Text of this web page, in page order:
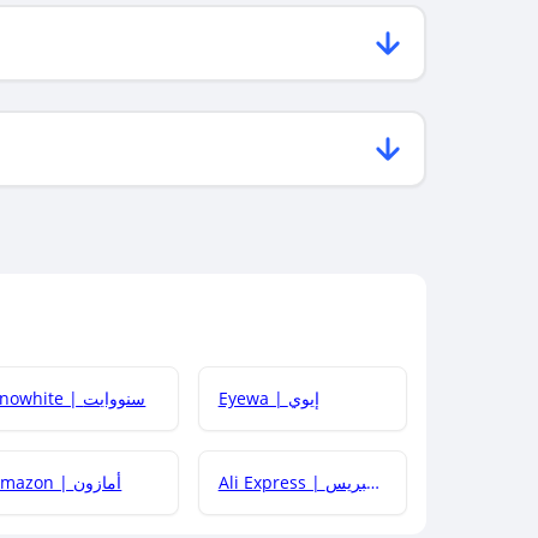
Snowhite | سنووايت Eyewa | إيوي
Amazon | أمازون Ali Express | علي إكسبريس